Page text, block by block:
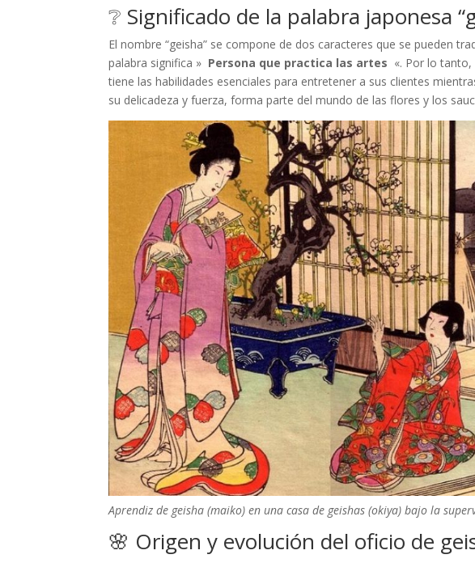
❔ Significado de la palabra japonesa
El nombre “geisha” se compone de dos caracteres que se pueden
palabra significa » Persona que practica las artes «. Por lo
tiene las habilidades esenciales para entretener a sus clientes
su delicadeza y fuerza, forma parte del mundo de las flores y los
Aprendiz de geisha (maiko) en una casa de geishas (okiya) bajo la
🌸 Origen y evolución del oficio de